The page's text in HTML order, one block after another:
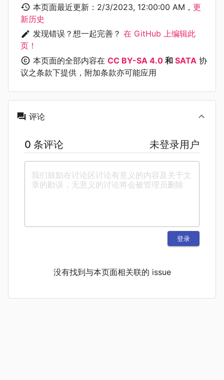
本页面最近更新： 2/3/2023, 12:00:00 AM ， 更
新历史
发现错误？想一起完善？ 在 GitHub 上编辑此
页！
本页面的全部内容在 CC BY-SA 4.0 和 SATA 协
议之条款下提供，附加条款亦可能应用
评论
0 条评论 未登录用户
登录
没有找到与本页面相关联的 issue